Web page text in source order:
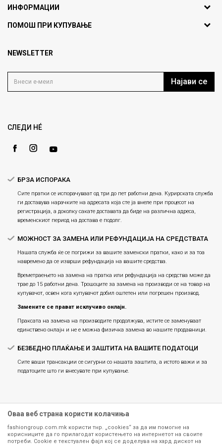
ИНФОРМАЦИИ
За нас
Продавници
Блог
Gift Card
ПОМОШ ПРИ КУПУВАЊЕ
Политика на приватност
Како да купите
Замена и рефундација на производи
NEWSLETTER
Најави се
СЛЕДИ НÉ
БРЗА ИСПОРАКА
Сите пратки се испорачуваат од три до пет работни дена. Курирската служба
ги доставува нарачките на адресата која сте ја внеле при процесот на
регистрација, а доколку сакате доставата да биде на различна адреса,
временскиот период на достава е подолг.
МОЖНОСТ ЗА ЗАМЕНА ИЛИ РЕФУНДАЦИЈА НА СРЕДСТВАТА
Нашата служба ќе се погрижи за вашите заменски пратки, како и за тоа
навремено да се изврши рефундација на вашите средства.
Времетраењето на замена на пратка или рефундацијa на средства може да
трае до 15 работни дена. Трошоците за замена на производи се на товар на
купувачот, освен кога купувачот добил оштетен или погрешен производ.
Замените се прават исклучиво онлајн.
Праксата на замена на производите продолжува, истите се заменуваат
единствено онлајн и не е можна физичка замена во нашите продавници.
БЕЗБЕДНО ПЛАЌАЊЕ И ЗАШТИТА НА ВАШИТЕ ПОДАТОЦИ
Сите ваши трансакции се сигурни со нашата заштита, а истото важи и за
податоците што ги внесувате при купување.
Оваа веб страна користи колачиња
fashiongroup.com.mk користи тнр. „cookies“ за да им помогне на
корисниците да го прилагодат користењето на интернетот на своите
потреби. Cookie е текстуален фајл кој се доделува на хард дискот на